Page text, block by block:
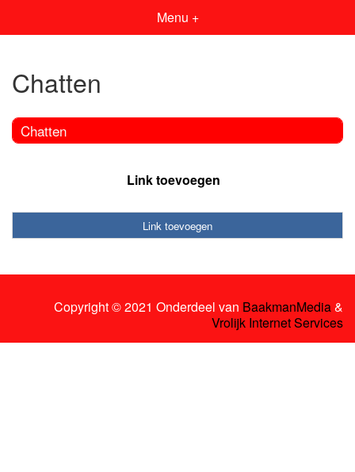
Menu +
Chatten
Chatten
Link toevoegen
Link toevoegen
Copyright © 2021 Onderdeel van BaakmanMedia&
Vrolijk Internet Services